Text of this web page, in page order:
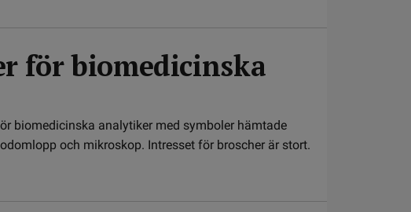
för biomedicinska
biomedicinska analytiker med symboler hämtade
och mikroskop. Intresset för broscher är stort.